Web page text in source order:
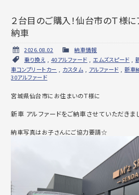
２台目のご購入！仙台市のＴ様
納車
2026.08.02
納車情報
乗り換え
40アルファード エムズスピード ,
車コンプリートカー
カスタム アルファード ,新車
30アルファード
宮城県仙台市にお住まいのＴ様に
新車 アルファードをご納車させていただきまし
納車写真はお子さんにご協力要請☆